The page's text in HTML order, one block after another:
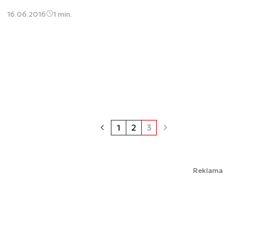
16.06.2016 1 min.
1 2 3
Reklama